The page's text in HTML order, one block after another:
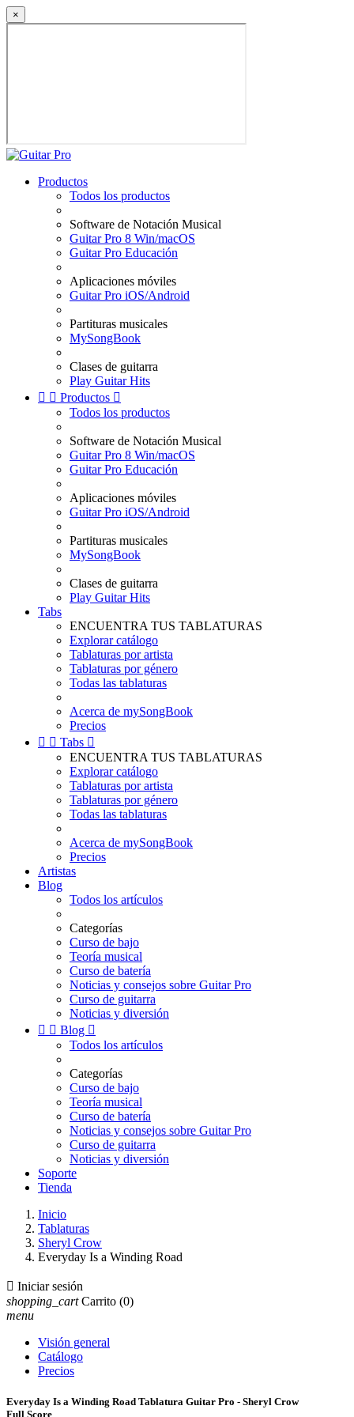
×
Productos
Todos los productos
Software de Notación Musical
Guitar Pro 8 Win/macOS
Guitar Pro Educación
Aplicaciones móviles
Guitar Pro iOS/Android
Partituras musicales
MySongBook
Clases de guitarra
Play Guitar Hits
  Productos 
Todos los productos
Software de Notación Musical
Guitar Pro 8 Win/macOS
Guitar Pro Educación
Aplicaciones móviles
Guitar Pro iOS/Android
Partituras musicales
MySongBook
Clases de guitarra
Play Guitar Hits
Tabs
ENCUENTRA TUS TABLATURAS
Explorar catálogo
Tablaturas por artista
Tablaturas por género
Todas las tablaturas
Acerca de mySongBook
Precios
  Tabs 
ENCUENTRA TUS TABLATURAS
Explorar catálogo
Tablaturas por artista
Tablaturas por género
Todas las tablaturas
Acerca de mySongBook
Precios
Artistas
Blog
Todos los artículos
Categorías
Curso de bajo
Teoría musical
Curso de batería
Noticias y consejos sobre Guitar Pro
Curso de guitarra
Noticias y diversión
  Blog 
Todos los artículos
Categorías
Curso de bajo
Teoría musical
Curso de batería
Noticias y consejos sobre Guitar Pro
Curso de guitarra
Noticias y diversión
Soporte
Tienda
Inicio
Tablaturas
Sheryl Crow
Everyday Is a Winding Road
 Iniciar sesión
shopping_cart Carrito (0)
menu
Visión general
Catálogo
Precios
Everyday Is a Winding Road Tablatura Guitar Pro - Sheryl Crow
Full Score